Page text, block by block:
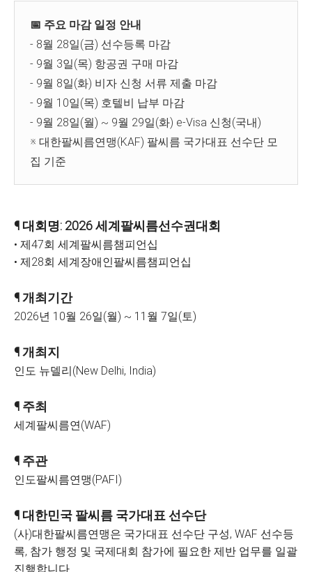
📅 주요 마감 일정 안내
- 8월 28일(금) 선수등록 마감
- 9월 3일(목) 항공권 구매 마감
- 9월 8일(화) 비자 신청 서류 제출 마감
- 9월 10일(목) 호텔비 납부 마감
- 9월 28일(월) ~ 9월 29일(화) e-Visa 신청(국내)
※ 대한팔씨름연맹(KAF) 팔씨름 국가대표 선수단 모
집 기준
¶ 대회명: 2026 세계팔씨름선수권대회
• 제47회 세계팔씨름챔피언십
• 제28회 세계장애인팔씨름챔피언십
¶ 개최기간
2026년 10월 26일(월) ~ 11월 7일(토)
¶ 개최지
인도 뉴델리(New Delhi, India)
¶ 주최
세계팔씨름연(WAF)
¶ 주관
인도팔씨름연맹(PAFI)
¶ 대한민국 팔씨름 국가대표 선수단
(사)대한팔씨름연맹은 국가대표 선수단 구성, WAF 선수등
록, 참가 행정 및 국제대회 참가에 필요한 제반 업무를 일괄
진행합니다.